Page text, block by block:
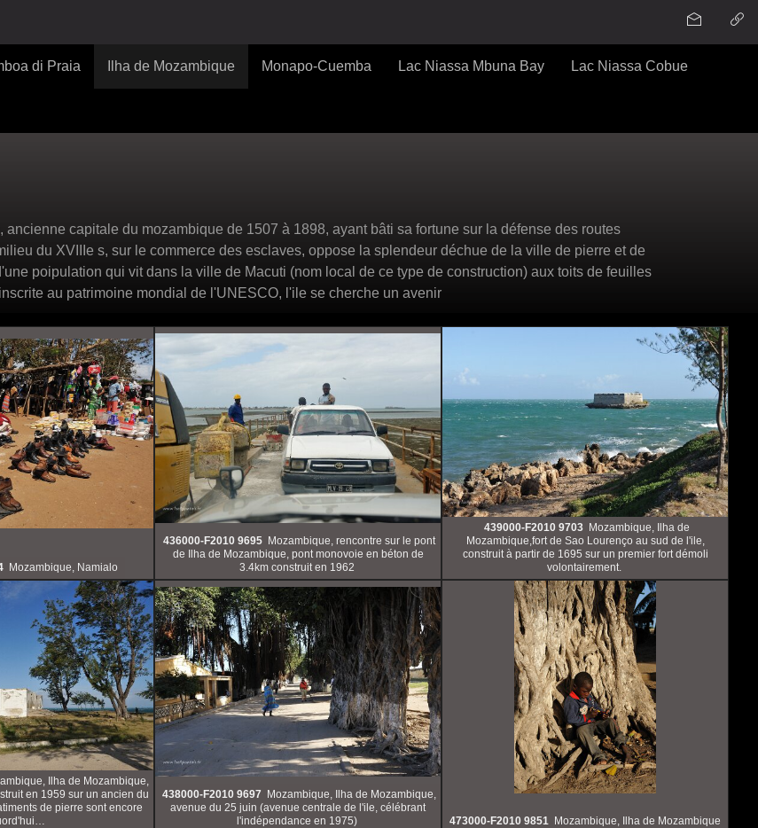
di Praia Ilha de Mozambique Monapo-Cuemba Lac Niassa Mbuna Bay Lac Niassa Cobue
capitale du mozambique de 1507 à 1898, ayant bâti sa fortune sur la défense des routes
du XVIIIe s, sur le commerce des esclaves, oppose la splendeur déchue de la ville de pierre et de
poipulation qui vit dans la ville de Macuti (nom local de ce type de construction) aux toits de feuilles
au patrimoine mondial de l'UNESCO, l'ile se cherche un avenir
Mozambique, Namialo
436000-F2010 9695 Mozambique, rencontre sur le pont
de Ilha de Mozambique, pont monovoie en béton de
3.4km construit en 1962
439000-F2010 9703
Mozambique, Ilha de
Mozambique,fort de Sao Lourenço au sud de l'ile,
construit à partir de 1695 sur un premier fort démoli
volontairement.
Ilha de Mozambique,
en 1959 sur un ancien du
de pierre sont encore
438000-F2010 9697
Mozambique, Ilha de Mozambique,
avenue du 25 juin (avenue centrale de l'ile, célébrant
l'indépendance en 1975)
473000-F2010 9851 Mozambique, Ilha de Mozambique